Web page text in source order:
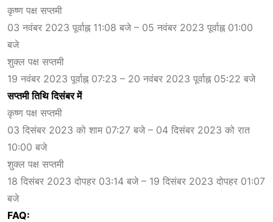
कृष्ण पक्ष सप्तमी
03 नवंबर 2023 पूर्वाह्न 11:08 बजे – 05 नवंबर 2023 पूर्वाह्न 01:00
बजे
शुक्ल पक्ष सप्तमी
19 नवंबर 2023 पूर्वाह्न 07:23 – 20 नवंबर 2023 पूर्वाह्न 05:22 बजे
सप्तमी तिथि दिसंबर में
कृष्ण पक्ष सप्तमी
03 दिसंबर 2023 को शाम 07:27 बजे – 04 दिसंबर 2023 को रात
10:00 बजे
शुक्ल पक्ष सप्तमी
18 दिसंबर 2023 दोपहर 03:14 बजे – 19 दिसंबर 2023 दोपहर 01:07
बजे
FAQ: